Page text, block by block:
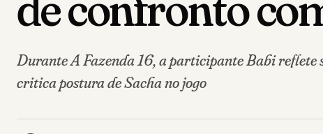
Durante A Fazenda 16, a participante Babi reflete
critica postura de Sacha no jogo